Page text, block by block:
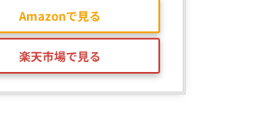
Amazonで見る
楽天市場で見る